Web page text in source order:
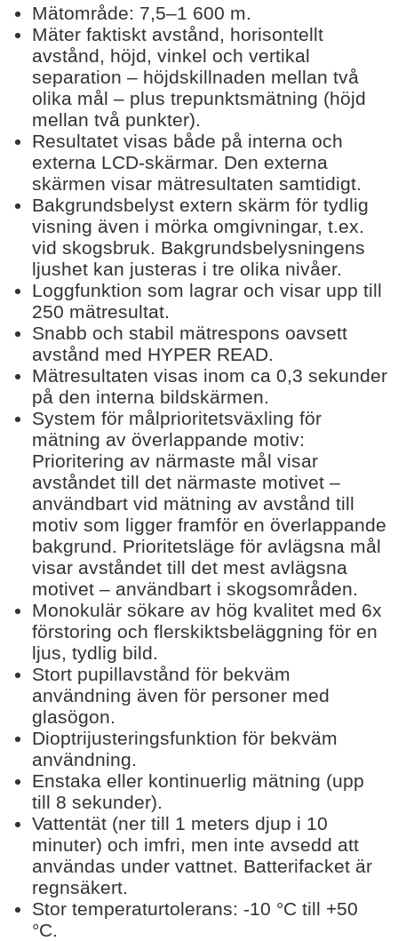
Mätområde: 7,5–1 600 m.
Mäter faktiskt avstånd, horisontellt
avstånd, höjd, vinkel och vertikal
separation – höjdskillnaden mellan två
olika mål – plus trepunktsmätning (höjd
mellan två punkter).
Resultatet visas både på interna och
externa LCD-skärmar. Den externa
skärmen visar mätresultaten samtidigt.
Bakgrundsbelyst extern skärm för tydlig
visning även i mörka omgivningar, t.ex.
vid skogsbruk. Bakgrundsbelysningens
ljushet kan justeras i tre olika nivåer.
Loggfunktion som lagrar och visar upp till
250 mätresultat.
Snabb och stabil mätrespons oavsett
avstånd med HYPER READ.
Mätresultaten visas inom ca 0,3 sekunder
på den interna bildskärmen.
System för målprioritetsväxling för
mätning av överlappande motiv:
Prioritering av närmaste mål visar
avståndet till det närmaste motivet –
användbart vid mätning av avstånd till
motiv som ligger framför en överlappande
bakgrund. Prioritetsläge för avlägsna mål
visar avståndet till det mest avlägsna
motivet – användbart i skogsområden.
Monokulär sökare av hög kvalitet med 6x
förstoring och flerskiktsbeläggning för en
ljus, tydlig bild.
Stort pupillavstånd för bekväm
användning även för personer med
glasögon.
Dioptrijusteringsfunktion för bekväm
användning.
Enstaka eller kontinuerlig mätning (upp
till 8 sekunder).
Vattentät (ner till 1 meters djup i 10
minuter) och imfri, men inte avsedd att
användas under vattnet. Batterifacket är
regnsäkert.
Stor temperaturtolerans: -10 °C till +50
°C.